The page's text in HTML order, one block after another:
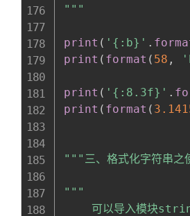
"""
print ( '{:b}' .
print ( format ( 58 ,
print ( '{:8.3f}' .
print ( format (
"""三、格式化字符串之
"""
可以导入模块